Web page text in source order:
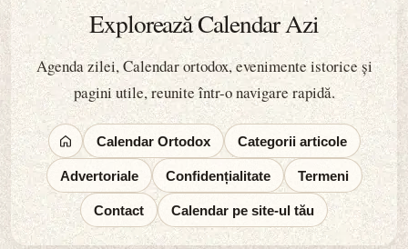
Explorează Calendar Azi
Agenda zilei, Calendar ortodox, evenimente istorice și
pagini utile, reunite într-o navigare rapidă.
Calendar Ortodox Categorii articole
Advertoriale Confidențialitate Termeni
Contact Calendar pe site-ul tău